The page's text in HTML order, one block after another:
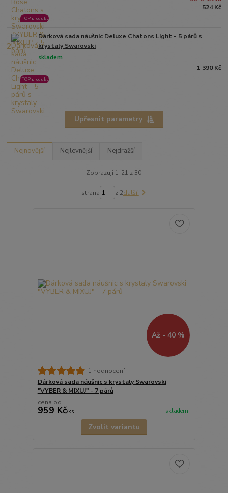
TOP produkt
524 Kč
2.
Dárková sada náušnic Deluxe Chatons Light - 5 párů s
krystaly Swarovski
skladem
TOP produkt
1 390 Kč
Upřesnit parametry
Nejnovější Nejlevnější Nejdražší
Zobrazuji 1-21 z 30
strana z 2další
Až - 40 %
1 hodnocení
Dárková sada náušnic s krystaly Swarovski
"VYBER & MIXUJ" - 7 párů
cena od
959 Kč/ks skladem
Zvolit variantu